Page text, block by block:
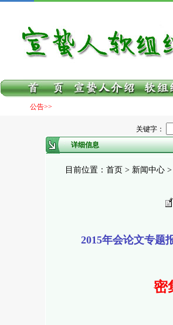
公告>>
关键字：
详细信息
目前位置：首页 > 新闻中心
2015年会论文专题
密